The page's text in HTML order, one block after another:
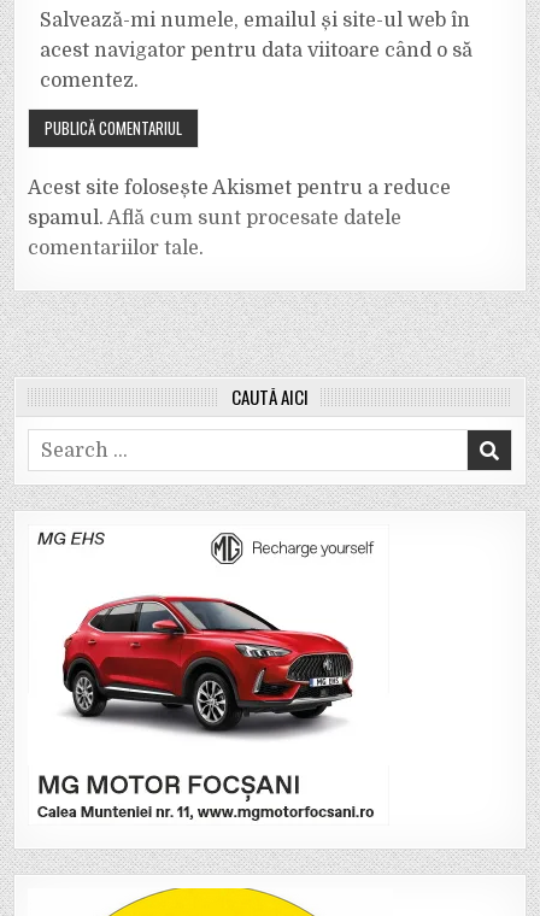
Salvează-mi numele, emailul și site-ul web în
acest navigator pentru data viitoare când o să
comentez.
Acest site folosește Akismet pentru a reduce
spamul.Află cum sunt procesate datele
comentariilor tale.
CAUTĂ AICI
Search
for: